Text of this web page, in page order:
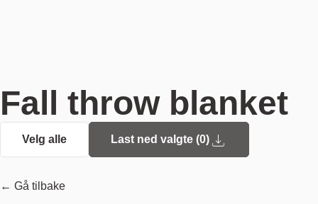
Fall throw blanket
Velg alle Last ned valgte (0)
← Gå tilbake